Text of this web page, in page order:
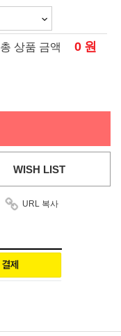
총 상품 금액 0 원
WISH LIST
URL 복사